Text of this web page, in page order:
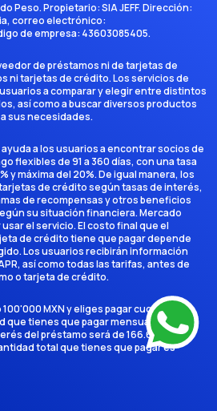
Peso. Propietario:SIA JEFF. Dirección:
, correo electrónico:
de empresa: 43603085405.
de préstamos ni de tarjetas de
ni tarjetas de crédito. Los servicios de
a comparar y elegir entre distintos
así como a buscar diversos productos
sus necesidades.
a los usuarios a encontrar socios de
flexibles de 91 a 360 días, con una tasa
y máxima del 20%. De igual manera, los
de crédito según tasas de interés,
de recompensas y otros beneficios
su situación financiera. Mercado
el servicio. El costo final que el
de crédito tiene que pagar depende
Los usuarios recibirán información
así como todas las tarifas, antes de
o tarjeta de crédito.
MXN y eliges pagar cuotas en 6
que tienes que pagar mensualmente es
del préstamo será de 166.666,7
total que tienes que pagar es